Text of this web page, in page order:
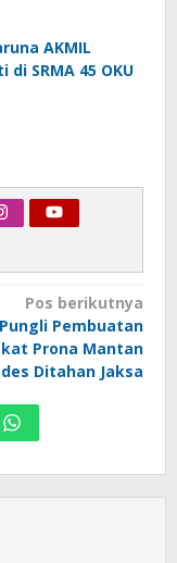
AKMIL
SRMA 45 OKU
Pos berikutnya
Pungli Pembuatan
Prona Mantan
Ditahan Jaksa